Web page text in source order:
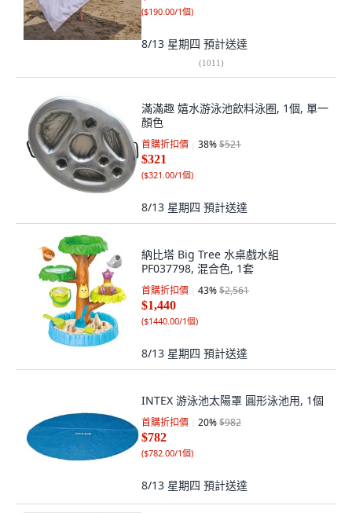
($190.00/1個)
8/13 星期四 預計送達
(1011)
滿滿趣 嬉水游泳池飲料泳圈, 1個, 單一
顏色
首購折扣價 38%$521
$321
($321.00/1個)
8/13 星期四 預計送達
納比塔 Big Tree 水桌戲水組
PF037798, 混合色, 1套
首購折扣價 43%$2,561
$1,440
($1440.00/1個)
8/13 星期四 預計送達
INTEX 游泳池太陽罩 圓形泳池用, 1個
首購折扣價 20%$982
$782
($782.00/1個)
8/13 星期四 預計送達